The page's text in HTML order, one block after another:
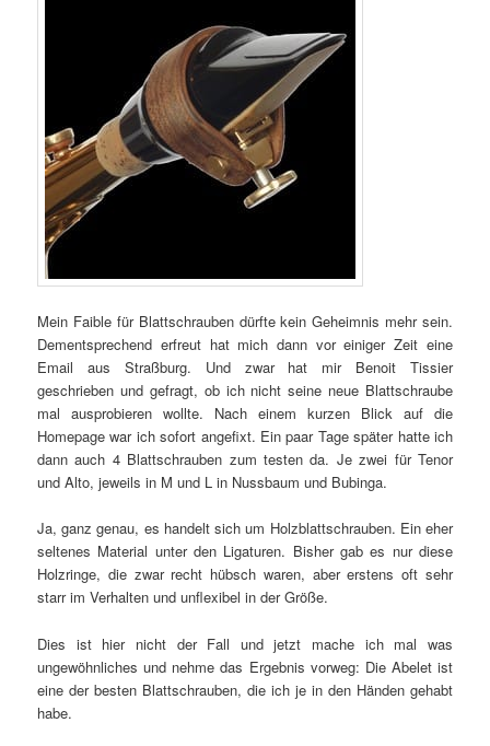
Mein Faible für Blattschrauben dürfte kein Geheimnis mehr sein.
Dementsprechend erfreut hat mich dann vor einiger Zeit eine
Email aus Straßburg. Und zwar hat mir Benoit Tissier
geschrieben und gefragt, ob ich nicht seine neue Blattschraube
mal ausprobieren wollte. Nach einem kurzen Blick auf die
Homepage war ich sofort angefixt. Ein paar Tage später hatte ich
dann auch 4 Blattschrauben zum testen da. Je zwei für Tenor
und Alto, jeweils in M und L in Nussbaum und Bubinga.
Ja, ganz genau, es handelt sich um Holzblattschrauben. Ein eher
seltenes Material unter den Ligaturen. Bisher gab es nur diese
Holzringe, die zwar recht hübsch waren, aber erstens oft sehr
starr im Verhalten und unflexibel in der Größe.
Dies ist hier nicht der Fall und jetzt mache ich mal was
ungewöhnliches und nehme das Ergebnis vorweg: Die Abelet ist
eine der besten Blattschrauben, die ich je in den Händen gehabt
habe.